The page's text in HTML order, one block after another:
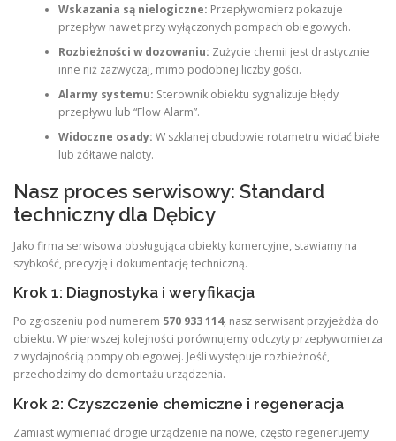
Wskazania są nielogiczne: Przepływomierz pokazuje
przepływ nawet przy wyłączonych pompach obiegowych.
Rozbieżności w dozowaniu: Zużycie chemii jest drastycznie
inne niż zazwyczaj, mimo podobnej liczby gości.
Alarmy systemu: Sterownik obiektu sygnalizuje błędy
przepływu lub “Flow Alarm”.
Widoczne osady: W szklanej obudowie rotametru widać białe
lub żółtawe naloty.
Nasz proces serwisowy: Standard
techniczny dla Dębicy
Jako firma serwisowa obsługująca obiekty komercyjne, stawiamy na
szybkość, precyzję i dokumentację techniczną.
Krok 1: Diagnostyka i weryfikacja
Po zgłoszeniu pod numerem 570 933 114, nasz serwisant przyjeżdża do
obiektu. W pierwszej kolejności porównujemy odczyty przepływomierza
z wydajnością pompy obiegowej. Jeśli występuje rozbieżność,
przechodzimy do demontażu urządzenia.
Krok 2: Czyszczenie chemiczne i regeneracja
Zamiast wymieniać drogie urządzenie na nowe, często regenerujemy